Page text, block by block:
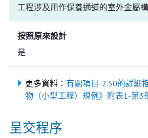
工程涉及用作保養通道的室外金屬
按照原來設計
是
更多資料： 有關項目-2.50的詳細
物（小型工程）規例》附表1-第3
呈交程序